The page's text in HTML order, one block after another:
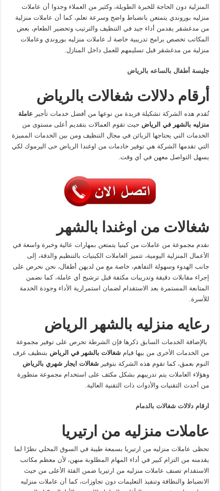
المنزلية دون الحاجة للخبرة الطويلة، وكثير من العملاء وجدوا أن عاملات
منزليه بوروندي يتمتعن بانضباط واضح وسرعة تعلم، كما أن عاملات منزلية
من مدغشقر يقدمن أداء جيد في التنظيف والترتيب وتحضير الطعام، بعض
المكاتب تخصص برامج تدريبية خاصة لـ عاملات منزليه بوروندي وعاملات
منزلية من مدغشقر قبل تسليمهم للعمل داخل المنازل.
جليسة أطفال بالساعه بالرياض
أرقام دلالات شغالات بالرياض
تُقدم هذه الشركة تشكيلة فريدة من نوعها من أفضل خدمات تأجير عاملة
منزليه بالشهر في الرياض حيث تقوم العمالات بتقديم أعلى مستوى من
الخدمات التي يحتاجها الزبائن في مجال التنظيف ومن بين الخدمات المميزة
التي تقدمها الشركة هي توفير خادمات من اوغندا الرياض حى اليرموك لكي
يسهل التواصل معهن في أي وقت.
شغالات من اوغندا بالشهر
نقدم مجموعة من عاملات من كينيا يتمتعن بمهارات عالية وخبرة واسعة في
الأعمال المنزلية اليومية، تتميز العاملات الكينيات بالتنظيم والدقة، إلى
جانب الهدوء وسهولة التفاهم، خاصة مع من لديهن أطفال، نحن نحرص على
إجراء مقابلات دقيقة وتدريبات مكثفة قبل ترشيح أي عاملة، كما نضمن
المتابعة المستمرة بعد الاستقدام لضمان استمرارية الأداء وجودة الخدمة
للأسرة.
رعايه منزليه بالشهر الرياض
بالإضافة الخدمات السابق ذكرها فإن الشرطة تحرص على توفير مجموعة
من الخدمات الأخرى من بيها قيامشغالات بالشهر في الرياض بتنظيف غرف
النوم بعمق، كما تقوم هذه الشركة بتوفيرشغالات ايجار شهري بالرياض
وهؤلاء العاملات يتم تدريبهم بشكل مكثف على استخدام مجموعة متطورة
من أحدث التقنيات والأدوات ذات التقنية العالية.
ارقام دلالات شغالات بالدمام
عاملات منزليه من ارتيريا
تحظى عاملات منزليه من ارتيريا بسمعة طيبة في السوق المحلي نظرًا لما
يقدمنه من التزام كبير في أداء المهام المطلوبة منهن، لأن معظم مكاتب
الاستقدام تصنف عاملات منزليه من ارتيريا ضمن الفئة الأعلى من حيث
الانضباط والنظافة وتنفيذ التعليمات دون تجاوزات، كما أن عاملات منزليه